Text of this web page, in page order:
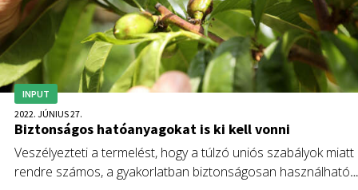
INPUT
2022. JÚNIUS 27.
Biztonságos hatóanyagokat is ki kell vonni
Veszélyezteti a termelést, hogy a túlzó uniós szabályok miatt
rendre számos, a gyakorlatban biztonságosan használható